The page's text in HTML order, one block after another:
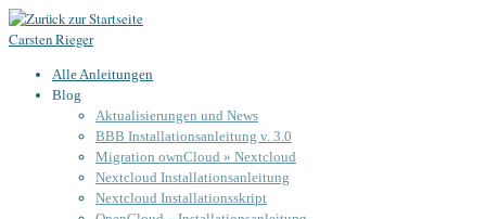
Zum
Inhalt
Carsten Rieger
Alle Anleitungen
Blog
Aktualisierungen und News
BBB Installationsanleitung v. 3.0
Migration ownCloud » Nextcloud
Nextcloud Installationsanleitung
Nextcloud Installationsskript